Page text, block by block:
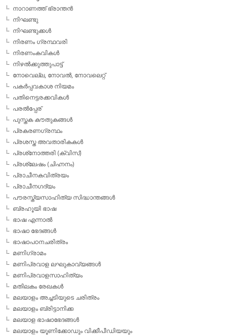
നാറാണത്ത് ഭ്രാന്തന്‍
നിഘണ്ടു
നിഘണ്ടുക്കള്‍
നിരണം ഗ്രന്ഥവരി
നിരണംകവികള്‍
നിഴല്‍ക്കുത്തുപാട്ട്
നോവെല്ല, നോവല്‍, നോവലെറ്റ്
പകര്‍പ്പവകാശ നിയമം
പതിനെട്ടരക്കവികള്‍
പരല്‍പ്പേര്
പുസ്തക കൗതുകങ്ങള്‍
പ്രകരണഗ്രന്ഥം
പ്രശസ്ത അവതാരികകള്‍
പ്രശ്‌നോത്തരി (ക്വിസ്)
പ്രശ്ലേഷം (ചിഹ്നനം)
പ്രാചീനകവിത്രയം
പ്രാചീനഗദ്യം
പൗരസ്ത്യസാഹിത്യ സിദ്ധാന്തങ്ങള്‍
ബ്രഹൂയി ഭാഷ
ഭാഷ എന്നാല്‍
ഭാഷാ ഭേദങ്ങള്‍
ഭാഷാപഠനചരിത്രം
മണിഗ്രാമം
മണിപ്രവാള ലഘുകാവ്യങ്ങള്‍
മണിപ്രവാളസാഹിത്യം
മതിലകം രേഖകള്‍
മലയാളം അച്ചടിയുടെ ചരിത്രം
മലയാളം ബ്രിട്ടാനിക്ക
മലയാള ഭാഷാഭേദങ്ങള്‍
മലയാളം യൂണിക്കോഡും വിക്കീപീഡിയയും